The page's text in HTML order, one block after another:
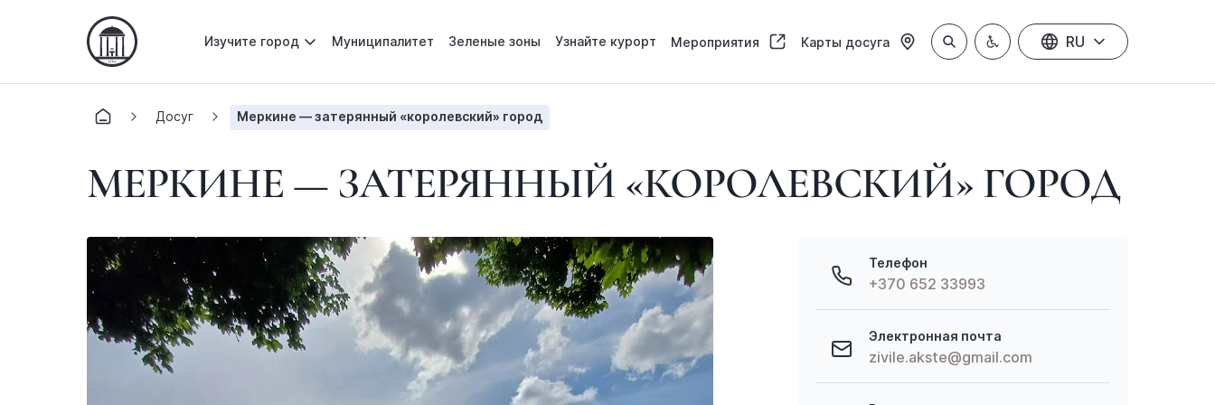
Изучите город Муниципалитет Зеленые зоны Узнайте курорт Мероприятия Карты досуга RU
Досуг Меркине — затерянный «королевский» город
МЕРКИНЕ — ЗАТЕРЯННЫЙ «КОРОЛЕВСКИЙ» ГОРОД
Телефон
+370 652 33993
Электронная почта
zivile.akste@gmail.com